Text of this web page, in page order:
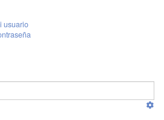
usuario